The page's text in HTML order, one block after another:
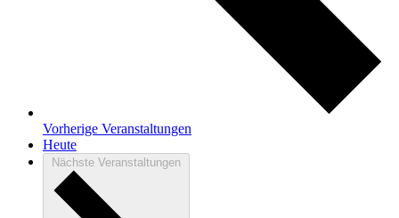
Vorherige Veranstaltungen
Heute
Nächste Veranstaltungen